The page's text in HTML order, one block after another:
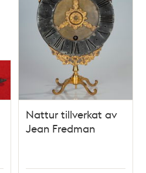
Nattur tillverkat av
Jean Fredman